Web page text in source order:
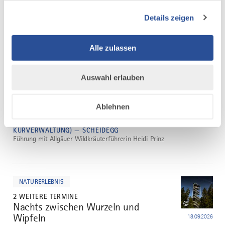
Details zeigen
Alle zulassen
Auswahl erlauben
Ablehnen
beobachten. Mitglieder der Sternwarte Oberallgäu
Scheidegger Wasserfälle
KURVERWALTUNG) — SCHEIDEGG
Führung mit Allgäuer Wildkräuterführerin Heidi Prinz
mehr
NATURERLEBNIS
2 WEITERE TERMINE
Nachts zwischen Wurzeln und
Wipfeln
18.09.2026
©